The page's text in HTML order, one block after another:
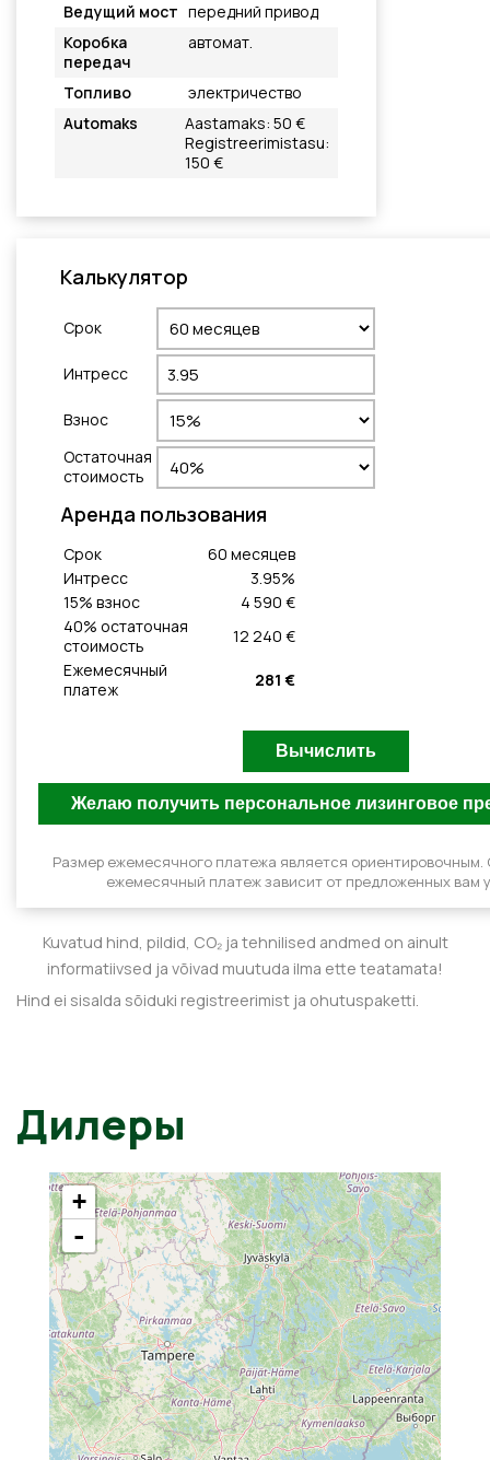
Ведущий мост передний привод
Коробка
передач
автомат.
Топливо
электричество
Automaks
Aastamaks: 50 €
Registreerimistasu:
150 €
Калькулятор
Cрок
Интресс
Взнос
Остаточная
стоимость
Aренда пользования
Cрок 60 месяцeв
Интресс
3.95%
15% взнос
4 590 €
40% остаточная
стоимость
12 240 €
Ежемесячный
платеж
281 €
Размер ежемесячного платежа является
ежемесячный платеж зависит от предложенных вам
Kuvatud hind, pildid, CO₂ ja tehnilised andmed on ainult
informatiivsed ja võivad muutuda ilma ette teatamata!
Hind ei sisalda sõiduki registreerimist ja ohutuspaketti.
Дилеры
+
-